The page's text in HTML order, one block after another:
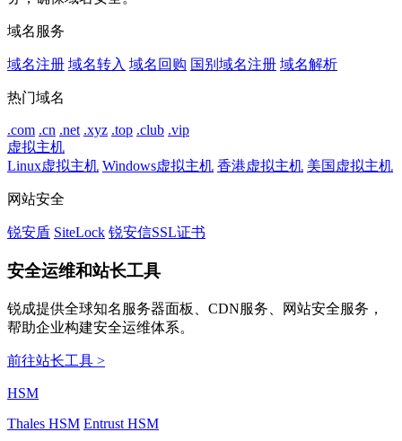
域名服务
域名注册 域名转入 域名回购 国别域名注册 域名解析
热门域名
.com .cn .net .xyz .top .club .vip
虚拟主机
Linux虚拟主机 Windows虚拟主机 香港虚拟主机 美国虚拟主机
网站安全
锐安盾 SiteLock 锐安信SSL证书
安全运维和站长工具
锐成提供全球知名服务器面板、CDN服务、网站安全服务，
帮助企业构建安全运维体系。
前往站长工具 >
HSM
Thales HSM Entrust HSM